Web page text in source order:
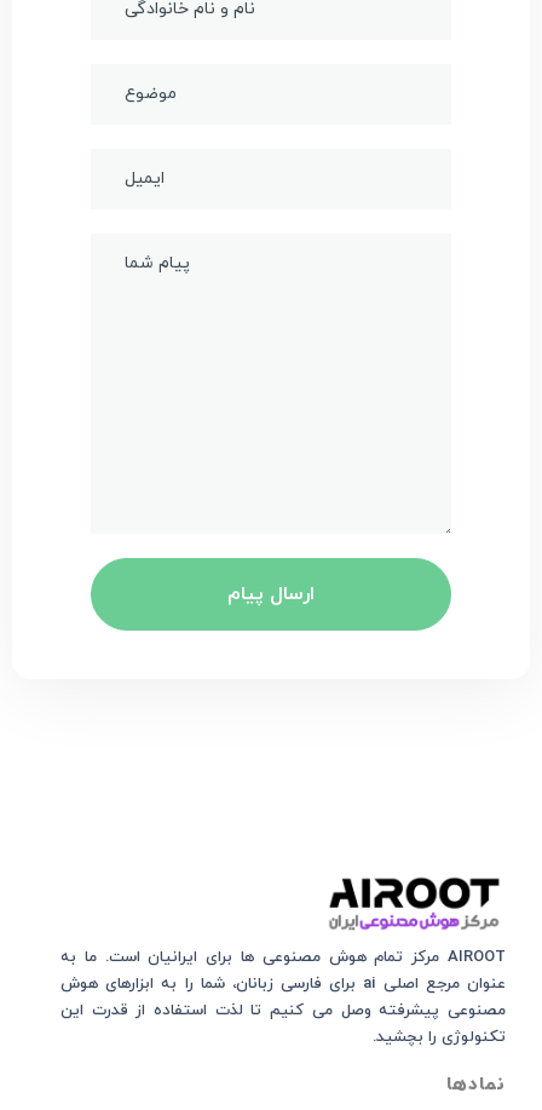
AIROOT مرکز تمام هوش مصنوعی‌‌‌ ها برای ایرانیان است. ما به
عنوان مرجع اصلی ai برای فارسی زبانان، شما را به ابزارهای هوش
مصنوعی پیشرفته وصل می کنیم تا لذت استفاده از قدرت این
تکنولوژی را بچشید.
نمادها